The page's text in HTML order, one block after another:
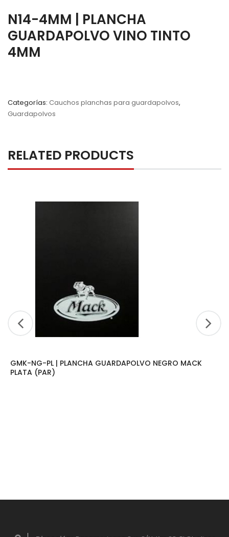
N14-4MM | PLANCHA
GUARDAPOLVO VINO TINTO
4MM
Categorías: Cauchos planchas para guardapolvos,
Guardapolvos
RELATED PRODUCTS
GMK-NG-PL | PLANCHA GUARDAPOLVO NEGRO MACK
PLATA (PAR)